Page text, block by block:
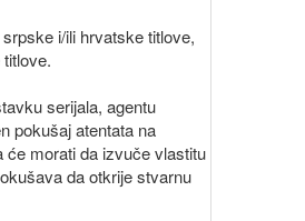
i/ili hrvatske titlove,
serijala, agentu
pokušaj atentata na
će morati da izvuče vlastitu
da otkrije stvarnu